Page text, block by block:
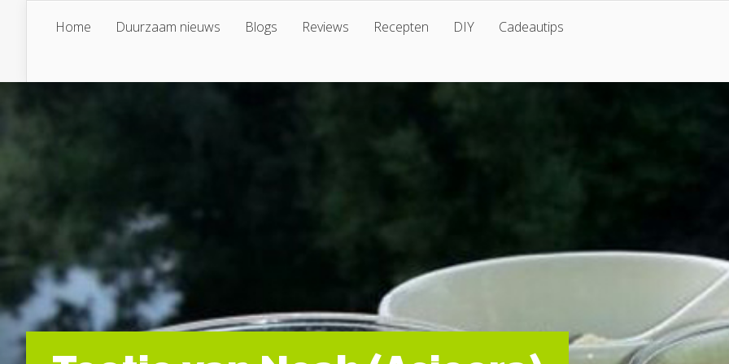
Home Duurzaam nieuws Blogs Reviews Recepten DIY Cadeautips